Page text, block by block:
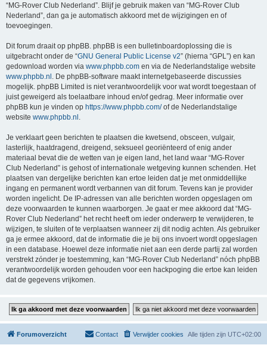
“MG-Rover Club Nederland”. Blijf je gebruik maken van “MG-Rover Club
Nederland”, dan ga je automatisch akkoord met de wijzigingen en of
toevoegingen.
Dit forum draait op phpBB. phpBB is een bulletinboardoplossing die is
uitgebracht onder de “GNU General Public License v2” (hierna “GPL”) en kan
gedownload worden via www.phpbb.com en via de Nederlandstalige website
www.phpbb.nl . De phpBB-software maakt internetgebaseerde discussies
mogelijk. phpBB Limited is niet verantwoordelijk voor wat wordt toegestaan of
juist geweigerd als toelaatbare inhoud en/of gedrag. Meer informatie over
phpBB kun je vinden op https://www.phpbb.com/of de Nederlandstalige
website www.phpbb.nl .
Je verklaart geen berichten te plaatsen die kwetsend, obsceen, vulgair,
lasterlijk, haatdragend, dreigend, seksueel georiënteerd of enig ander
materiaal bevat die de wetten van je eigen land, het land waar “MG-Rover
Club Nederland” is gehost of internationale wetgeving kunnen schenden. Het
plaatsen van dergelijke berichten kan ertoe leiden dat je met onmiddellijke
ingang en permanent wordt verbannen van dit forum. Tevens kan je provider
worden ingelicht. De IP-adressen van alle berichten worden opgeslagen om
deze voorwaarden te kunnen waarborgen. Je gaat er mee akkoord dat “MG-
Rover Club Nederland” het recht heeft om ieder onderwerp te verwijderen, te
wijzigen, te sluiten of te verplaatsen wanneer zij dit nodig achten. Als gebruiker
ga je ermee akkoord, dat de informatie die je bij ons invoert wordt opgeslagen
in een database. Hoewel deze informatie niet aan een derde partij zal worden
verstrekt zónder je toestemming, kan “MG-Rover Club Nederland” nóch phpBB
verantwoordelijk worden gehouden voor een hackpoging die ertoe kan leiden
dat de gegevens vrijkomen.
Forumoverzicht Alle tijden zijn UTC+02:00
Verwijder cookies
Contact